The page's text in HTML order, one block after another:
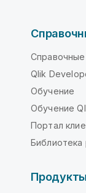
Qlik
Обучение
Обучение
Портал
Библиотека
Продукты